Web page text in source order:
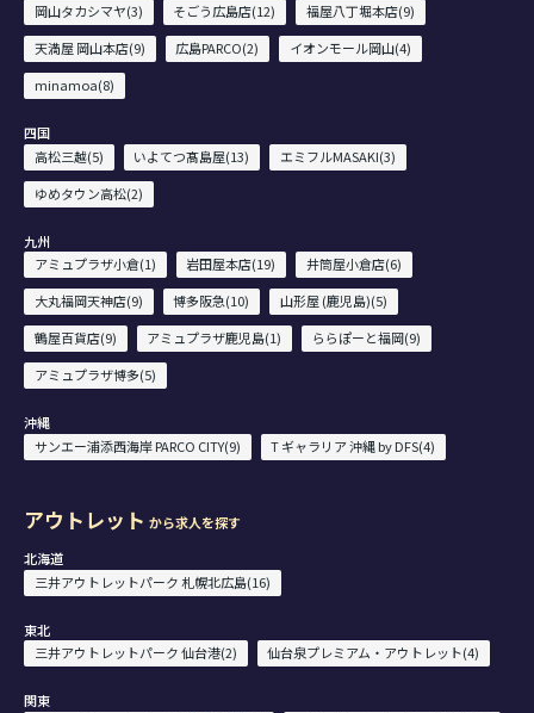
岡山タカシマヤ(3)
そごう広島店(12)
福屋八丁堀本店(9)
天満屋 岡山本店(9)
広島PARCO(2)
イオンモール岡山(4)
minamoa(8)
四国
高松三越(5)
いよてつ髙島屋(13)
エミフルMASAKI(3)
ゆめタウン高松(2)
九州
アミュプラザ小倉(1)
岩田屋本店(19)
井筒屋小倉店(6)
大丸福岡天神店(9)
博多阪急(10)
山形屋 (鹿児島)(5)
鶴屋百貨店(9)
アミュプラザ鹿児島(1)
ららぽーと福岡(9)
アミュプラザ博多(5)
沖縄
サンエー浦添西海岸 PARCO CITY(9)
T ギャラリア 沖縄 by DFS(4)
アウトレット から求人を探す
北海道
三井アウトレットパーク 札幌北広島(16)
東北
三井アウトレットパーク 仙台港(2)
仙台泉プレミアム・アウトレット(4)
関東